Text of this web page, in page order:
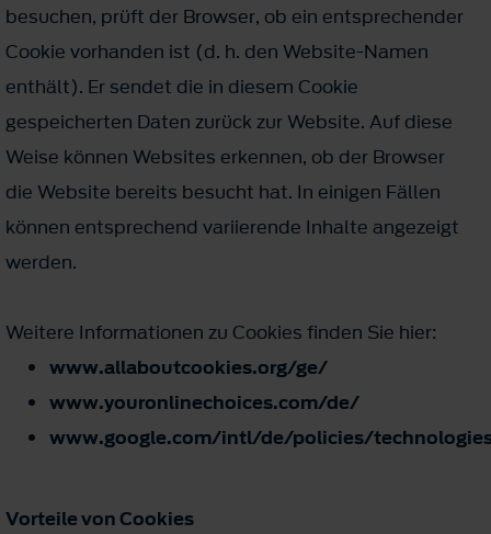
besuchen, prüft der Browser, ob ein entsprechender
Cookie vorhanden ist (d. h. den Website-Namen
enthält). Er sendet die in diesem Cookie
gespeicherten Daten zurück zur Website. Auf diese
Weise können Websites erkennen, ob der Browser
die Website bereits besucht hat. In einigen Fällen
können entsprechend variierende Inhalte angezeigt
werden.
Weitere Informationen zu Cookies finden Sie hier:
www.allaboutcookies.org/ge/
www.youronlinechoices.com/de/
www.google.com/intl/de/policies/
Vorteile von Cookies